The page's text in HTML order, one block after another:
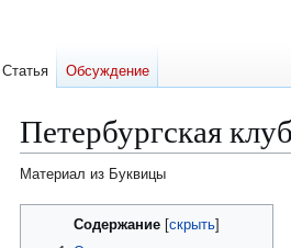
Петербургская
Материал из Буквицы
Перейти
Перейти
Содержание
Статья Обсуждение